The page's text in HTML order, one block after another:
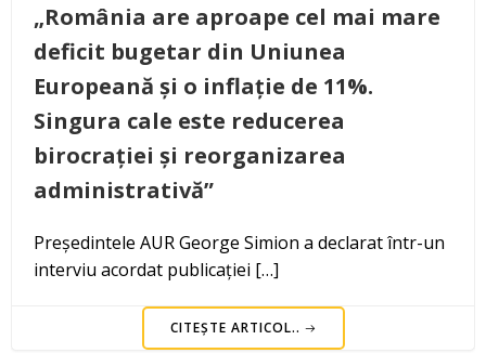
„România are aproape cel mai mare
deficit bugetar din Uniunea
Europeană și o inflație de 11%.
Singura cale este reducerea
birocrației și reorganizarea
administrativă”
Președintele AUR George Simion a declarat într-un
interviu acordat publicației […]
CITEȘTE ARTICOL..